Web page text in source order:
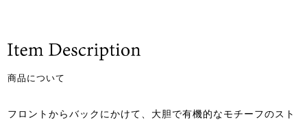
商品について
フロントからバックにかけて、大胆で有機的なモチーフのスト